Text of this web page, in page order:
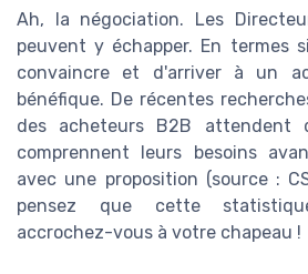
Ah, la négociation. Les
peuvent y échapper. En termes
convaincre et d'arriver à un
bénéfique. De récentes
des acheteurs B2B attendent
comprennent leurs besoins
avec une proposition (source :
pensez que cette
accrochez-vous à votre chapeau !